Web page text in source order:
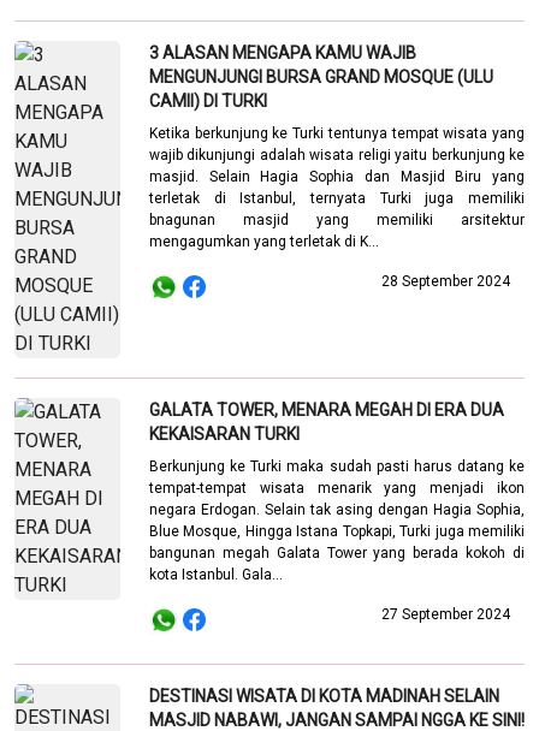
3 ALASAN MENGAPA KAMU WAJIB
MENGUNJUNGI BURSA GRAND MOSQUE (ULU
CAMII) DI TURKI
Ketika berkunjung ke Turki tentunya tempat wisata yang
wajib dikunjungi adalah wisata religi yaitu berkunjung ke
masjid. Selain Hagia Sophia dan Masjid Biru yang
terletak di Istanbul, ternyata Turki juga memiliki
bnagunan masjid yang memiliki arsitektur
mengagumkan yang terletak di K...
28 September 2024
GALATA TOWER, MENARA MEGAH DI ERA DUA
KEKAISARAN TURKI
Berkunjung ke Turki maka sudah pasti harus datang ke
tempat-tempat wisata menarik yang menjadi ikon
negara Erdogan. Selain tak asing dengan Hagia Sophia,
Blue Mosque, Hingga Istana Topkapi, Turki juga memiliki
bangunan megah Galata Tower yang berada kokoh di
kota Istanbul. Gala...
27 September 2024
DESTINASI WISATA DI KOTA MADINAH SELAIN
MASJID NABAWI, JANGAN SAMPAI NGGA KE SINI!